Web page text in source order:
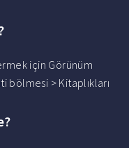
için Görünüm
bölmesi > Kitaplıkları